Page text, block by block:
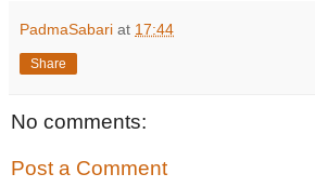
PadmaSabari at 17:44
Share
No comments:
Post a Comment